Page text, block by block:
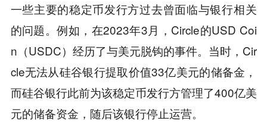
一些主要的稳定币发行方过去曾面临与银行相关
的问题。例如，在2023年3月，Circle的USD Coi
n（USDC）经历了与美元脱钩的事件。当时，Cir
cle无法从硅谷银行提取价值33亿美元的储备金，
而硅谷银行此前为该稳定币发行方管理了400亿美
元的储备资金，随后该银行停止运营。